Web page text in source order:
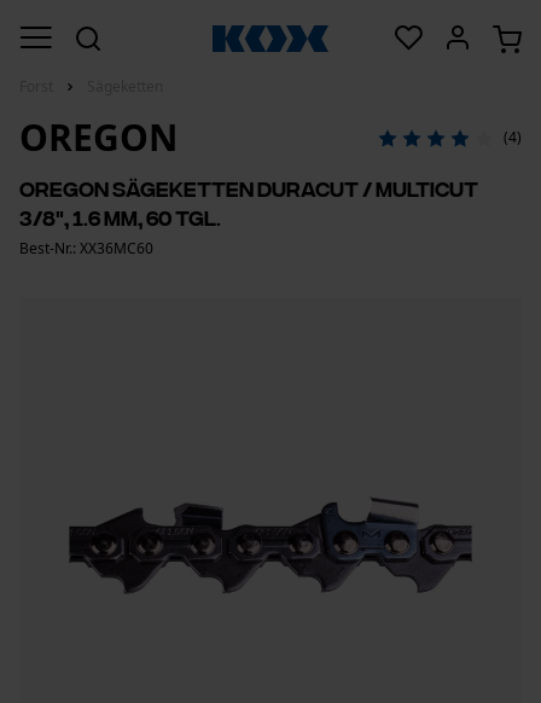
OREGON (4)
Oregon Sägeketten DuraCut / MultiCut
3/8", 1.6 mm, 60 Tgl.
Best-Nr.: XX36MC60